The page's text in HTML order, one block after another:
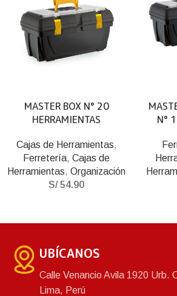
MASTER BOX N° 20
HERRAMIENTAS
Cajas de Herramientas,
Ferretería, Cajas de
Herramientas, Organización
S/54.90
N°
UBÍCANOS
Calle Venancio Avila 1920 Urb.
Lima, Perú